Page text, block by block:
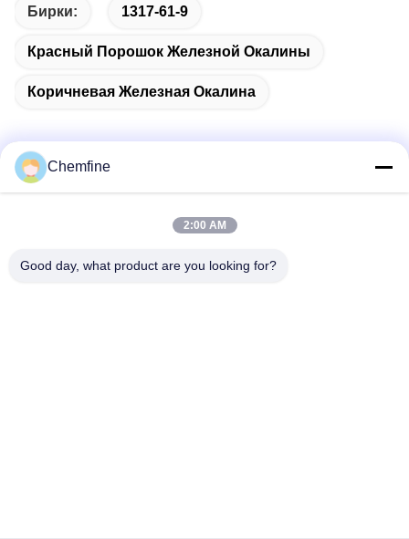
Бирки: 1317-61-9
Красный Порошок Железной Окалины
Коричневая Железная Окалина
Комната 924, дорога No.813 Yinxiu, город Wuxi, Цзянсу,
Chemfine
2:00 AM
Good day, what product are you looking for?